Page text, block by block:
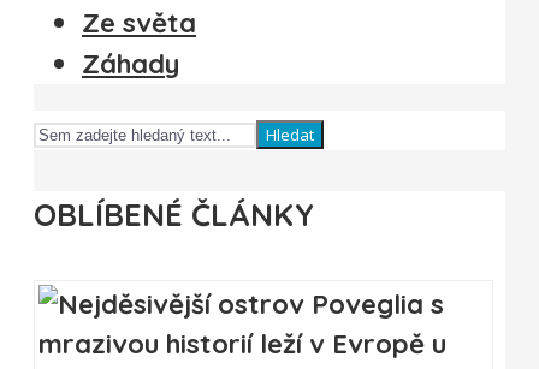
Ze světa
Záhady
Hledat
OBLÍBENÉ ČLÁNKY